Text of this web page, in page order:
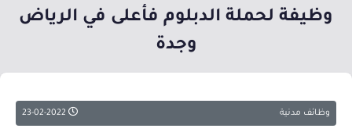
وظيفة لحملة الدبلوم فأعلى في الرياض
وجدة
وظائف مدنية